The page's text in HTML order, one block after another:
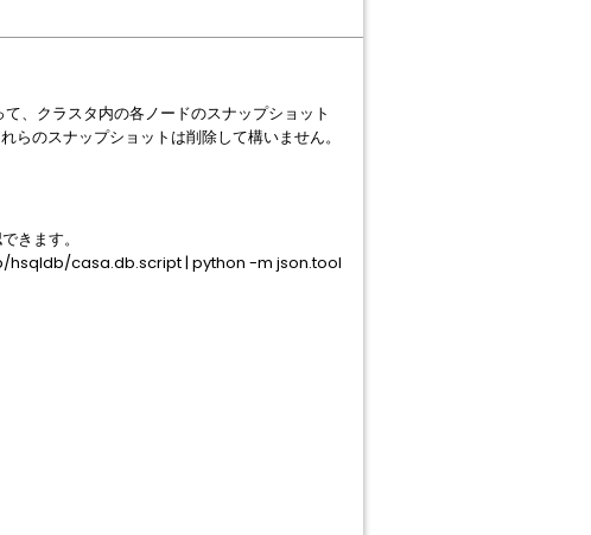
クラスタ内の各ノードのスナップショット
のスナップショットは削除して構いません。
きます。
casa.db.script | python -m json.tool